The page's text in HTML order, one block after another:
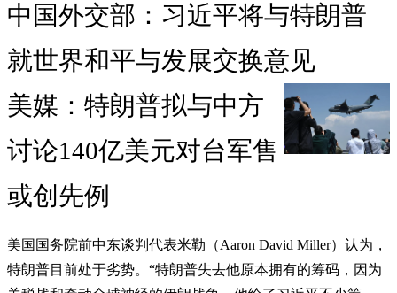
中国外交部：习近平将与特朗普
就世界和平与发展交换意见
美媒：特朗普拟与中方
讨论140亿美元对台军售
或创先例
美国国务院前中东谈判代表米勒（Aaron David Miller）认为，
特朗普目前处于劣势。“特朗普失去他原本拥有的筹码，因为